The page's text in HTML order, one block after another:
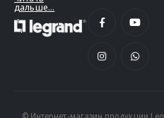
дальше...